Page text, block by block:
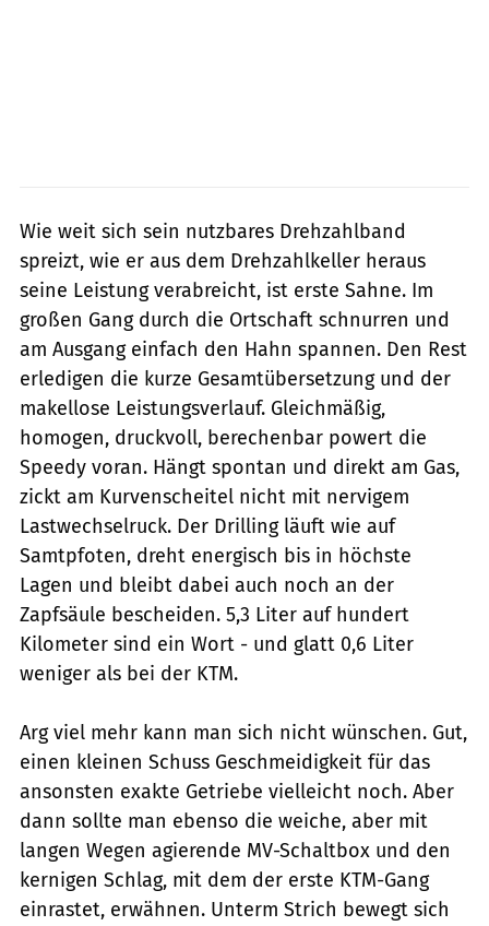
Wie weit sich sein nutzbares Drehzahlband
spreizt, wie er aus dem Drehzahlkeller heraus
seine Leistung verabreicht, ist erste Sahne. Im
großen Gang durch die Ortschaft schnurren und
am Ausgang einfach den Hahn spannen. Den Rest
erledigen die kurze Gesamtübersetzung und der
makellose Leistungsverlauf. Gleichmäßig,
homogen, druckvoll, berechenbar powert die
Speedy voran. Hängt spontan und direkt am Gas,
zickt am Kurvenscheitel nicht mit nervigem
Lastwechselruck. Der Drilling läuft wie auf
Samtpfoten, dreht energisch bis in höchste
Lagen und bleibt dabei auch noch an der
Zapfsäule bescheiden. 5,3 Liter auf hundert
Kilometer sind ein Wort - und glatt 0,6 Liter
weniger als bei der KTM.
Arg viel mehr kann man sich nicht wünschen. Gut,
einen kleinen Schuss Geschmeidigkeit für das
ansonsten exakte Getriebe vielleicht noch. Aber
dann sollte man ebenso die weiche, aber mit
langen Wegen agierende MV-Schaltbox und den
kernigen Schlag, mit dem der erste KTM-Gang
einrastet, erwähnen. Unterm Strich bewegt sich